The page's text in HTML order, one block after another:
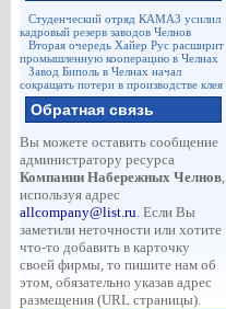
Студенческий отряд КАМАЗ усилил
кадровый резерв заводов Челнов
Вторая очередь Хайер Рус расширит
промышленную кооперацию в Челнах
Завод Биполь в Челнах начал
сокращать потери в производстве клея
Обратная связь
Вы можете оставить сообщение
администратору ресурса
Компании Набережных Челнов,
используя адрес
allcompany@list.ru. Если Вы
заметили неточности или хотите
что-то добавить в карточку
своей фирмы, то пишите нам об
этом, обязательно указав адрес
размещения (URL страницы).